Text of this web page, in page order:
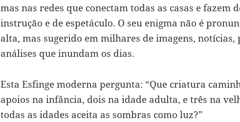
mas nas redes que conectam todas as casas e fazem
instrução e de espetáculo. O seu enigma não é
alta, mas sugerido em milhares de imagens, notícias,
análises que inundam os dias.
Esta Esfinge moderna pergunta: “Que criatura
apoios na infância, dois na idade adulta, e três na
todas as idades aceita as sombras como luz?”